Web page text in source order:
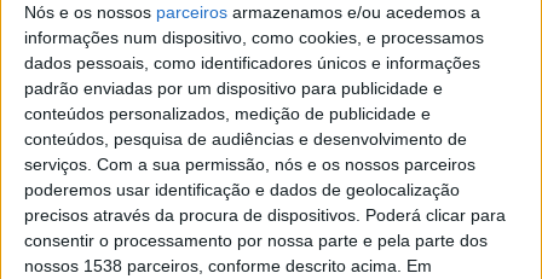
Nós e os nossos parceiros armazenamos e/ou acedemos a
informações num dispositivo, como cookies, e processamos
dados pessoais, como identificadores únicos e informações
padrão enviadas por um dispositivo para publicidade e
conteúdos personalizados, medição de publicidade e
conteúdos, pesquisa de audiências e desenvolvimento de
serviços. Com a sua permissão, nós e os nossos parceiros
poderemos usar identificação e dados de geolocalização
precisos através da procura de dispositivos. Poderá clicar para
consentir o processamento por nossa parte e pela parte dos
nossos 1538 parceiros, conforme descrito acima. Em
“Caso insistam na turma mista, na segunda-feira
voltaremos à luta e de uma forma seguramente mais
forte”, adiantou Paulo Magalhães.
O presidente da Associação de Pais lembrou que
quando fecharam as escolas um pouco por todo o
concelho e foram criados os centros escolares, “um dos